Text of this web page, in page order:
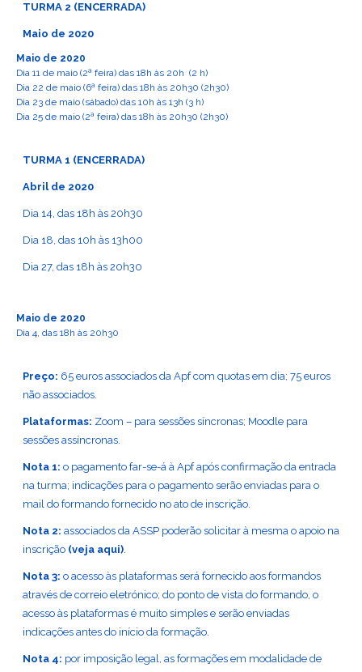
TURMA 2 (ENCERRADA)
Maio de 2020
Maio de 2020
Dia 11 de maio (2ª feira) das 18h às 20h (2 h)
Dia 22 de maio (6ª feira) das 18h às 20h30 (2h30)
Dia 23 de maio (sábado) das 10h às 13h (3 h)
Dia 25 de maio (2ª feira) das 18h às 20h30 (2h30)
TURMA 1 (ENCERRADA)
Abril de 2020
Dia 14, das 18h às 20h30
Dia 18, das 10h às 13h00
Dia 27, das 18h às 20h30
Maio de 2020
Dia 4, das 18h às 20h30
Preço: 65 euros associados da Apf com quotas em dia; 75 euros
não associados.
Plataformas: Zoom – para sessões síncronas; Moodle para
sessões assíncronas.
Nota 1: o pagamento far-se-á à Apf após confirmação da entrada
na turma; indicações para o pagamento serão enviadas para o
mail do formando fornecido no ato de inscrição.
Nota 2: associados da ASSP poderão solicitar à mesma o apoio na
inscrição (veja aqui).
Nota 3: o acesso às plataformas será fornecido aos formandos
através de correio eletrónico; do ponto de vista do formando, o
acesso às plataformas é muito simples e serão enviadas
indicações antes do início da formação.
Nota 4: por imposição legal, as formações em modalidade de